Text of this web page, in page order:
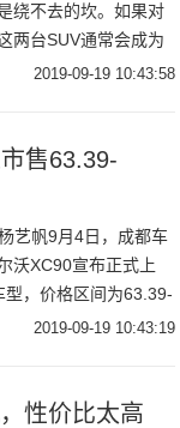
绕不去的坎。如果对
两台SUV通常会成为
究竟这两台大空间的
2019-09-19 10:43:58
售63.39-
艺帆9月4日，成都车
沃XC90宣布正式上
，价格区间为63.39-
XC90的中期改款车
2019-09-19 10:43:19
性价比太高